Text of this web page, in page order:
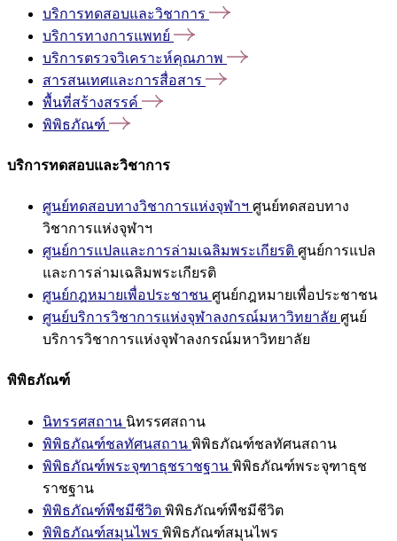
บริการทดสอบและวิชาการ
บริการทางการแพทย์
บริการตรวจวิเคราะห์คุณภาพ
สารสนเทศและการสื่อสาร
พื้นที่สร้างสรรค์
พิพิธภัณฑ์
บริการทดสอบและวิชาการ
ศูนย์ทดสอบทางวิชาการแห่งจุฬาฯ ศูนย์ทดสอบทาง
วิชาการแห่งจุฬาฯ
ศูนย์การแปลและการล่ามเฉลิมพระเกียรติ ศูนย์การแปล
และการล่ามเฉลิมพระเกียรติ
ศูนย์กฎหมายเพื่อประชาชน ศูนย์กฎหมายเพื่อประชาชน
ศูนย์บริการวิชาการแห่งจุฬาลงกรณ์มหาวิทยาลัย ศูนย์
บริการวิชาการแห่งจุฬาลงกรณ์มหาวิทยาลัย
พิพิธภัณฑ์
นิทรรศสถาน นิทรรศสถาน
พิพิธภัณฑ์ชลทัศนสถาน พิพิธภัณฑ์ชลทัศนสถาน
พิพิธภัณฑ์พระจุฑาธุชราชฐาน พิพิธภัณฑ์พระจุฑาธุช
ราชฐาน
พิพิธภัณฑ์พืชมีชีวิต พิพิธภัณฑ์พืชมีชีวิต
พิพิธภัณฑ์สมุนไพร พิพิธภัณฑ์สมุนไพร